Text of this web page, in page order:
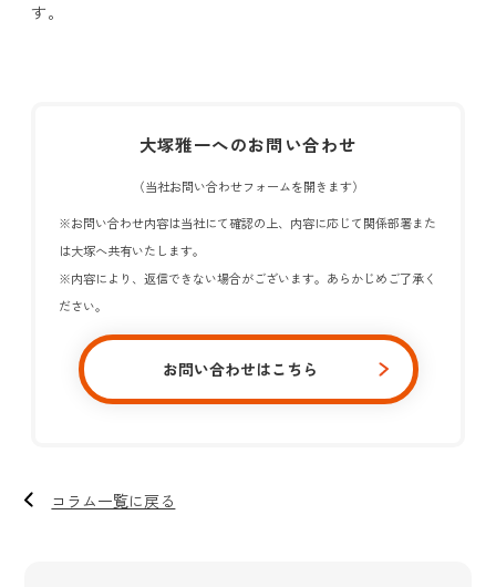
す。
大塚雅一へのお問い合わせ
（当社お問い合わせフォームを開きます）
※お問い合わせ内容は当社にて確認の上、内容に応じて関係部署また
は大塚へ共有いたします。
※内容により、返信できない場合がございます。あらかじめご了承く
ださい。
お問い合わせはこちら
コラム一覧に戻る